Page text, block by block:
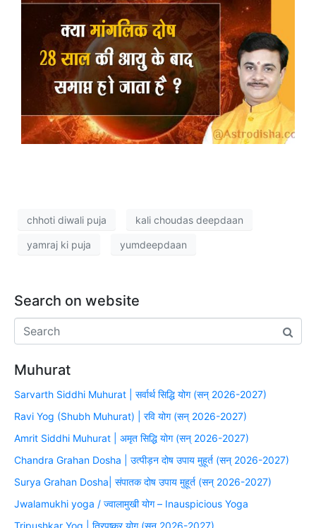
chhoti diwali puja kali choudas deepdaan
yamraj ki puja yumdeepdaan
Search on website
Muhurat
Sarvarth Siddhi Muhurat | सर्वार्थ सिद्धि योग (सन् 2026-2027)
Ravi Yog (Shubh Muhurat) | रवि योग (सन् 2026-2027)
Amrit Siddhi Muhurat | अमृत सिद्धि योग (सन् 2026-2027)
Chandra Grahan Dosha | उत्पीड़न दोष उपाय मुहूर्त (सन् 2026-2027)
Surya Grahan Dosha| संपातक दोष उपाय मुहूर्त (सन् 2026-2027)
Jwalamukhi yoga / ज्वालामुखी योग – Inauspicious Yoga